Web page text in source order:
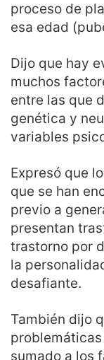
proceso de
esa edad
Dijo que hay
muchos
entre las que
genética y
variables
Expresó que
que se han
previo a
presentan
trastorno por
la
desafiante.
También dijo
sumado a los